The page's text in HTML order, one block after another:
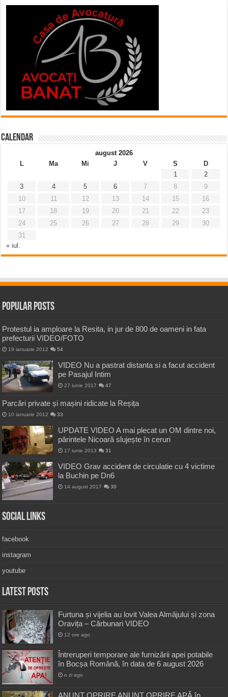
Calendar
august 2026
L
Ma Mi J V S
D
1
2
3
4 5 6 7 8
9
10
11 12 13 14 15
16
17
18 19 20 21 22
23
24
25 26 27 28 29
30
31
« iul.
Popular Posts
Protestul ia amploare la Resita, in jur de 800 de oameni in fata
prefecturii VIDEO/FOTO
19 ianuarie 2012 54
VIDEO Nu a pastrat distanta si a facut accident
pe Pasajul Intim
27 iunie 2017 47
Parcări private și mașini ridicate la Reșița
10 ianuarie 2012 33
UPDATE VIDEO A mai plecat un OM dintre noi,
părintele Nicoară slujește în ceruri
17 iunie 2013 31
VIDEO Grav accident de circulatie cu 4 victime
la Buchin pe Dn6
14 august 2017 30
Social Links
facebook
instagram
youtube
Latest Posts
Furtuna și vijelia au lovit Valea Almăjului și zona
Oravița – Cărbunari VIDEO
12 ore ago
Întreruperi temporare ale furnizării apei potabile
în Bocșa Română, în data de 6 august 2026
o zi ago
ANUNŢ OPRIRE ANUNŢ OPRIRE APĂ în